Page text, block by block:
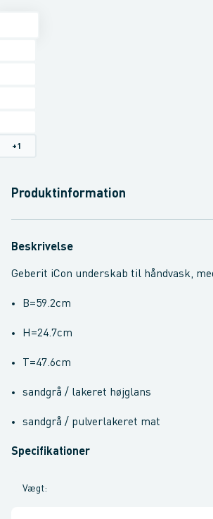
+1
Produktinformation
Beskrivelse
Geberit iCon underskab til håndvask,
B=59.2cm
H=24.7cm
T=47.6cm
sandgrå / lakeret højglans
sandgrå / pulverlakeret mat
Specifikationer
Vægt: